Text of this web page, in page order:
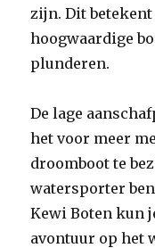
zijn. Dit
hoogwaardige
plunderen.
De lage
het voor meer
droomboot te
watersporter
Kewi Boten kun
avontuur op het